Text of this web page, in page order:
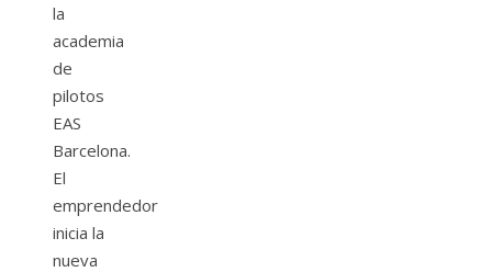
la
academia
de
pilotos
EAS
Barcelona.
El
emprendedor
inicia la
nueva